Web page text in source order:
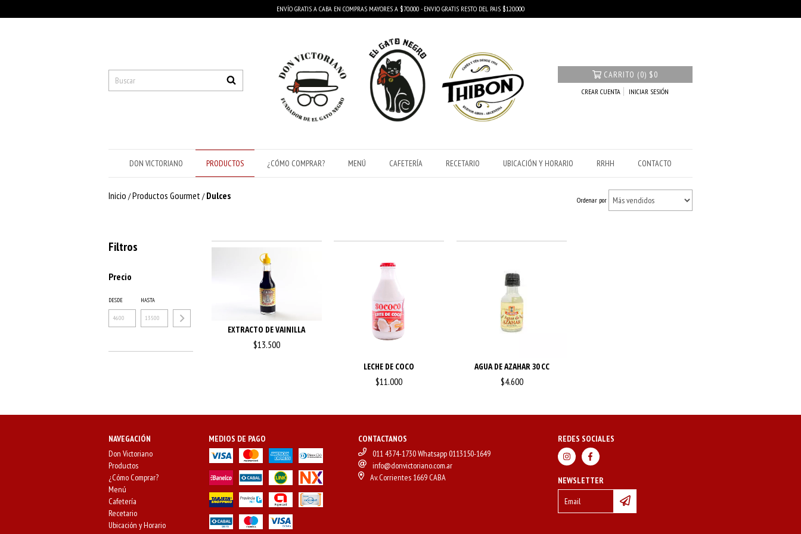
ENVÍO GRATIS A CABA EN COMPRAS MAYORES A $70.000 - ENVIO GRATIS RESTO DEL PAIS $120.000
CARRITO (0) $0
CREAR CUENTA INICIAR SESIÓN
DON VICTORIANO PRODUCTOS ¿CÓMO COMPRAR? MENÚ CAFETERÍA RECETARIO UBICACIÓN Y HORARIO RRHH CONTACTO
Inicio /Productos Gourmet/ Dulces Ordenar por
Filtros
Precio
DESDE HASTA
EXTRACTO DE VAINILLA
$13.500
LECHE DE COCO
$11.000
AGUA DE AZAHAR 30 CC
$4.600
NAVEGACIÓN
Don Victoriano
Productos
¿Cómo Comprar?
Menú
Cafetería
Recetario
Ubicación y Horario
MEDIOS DE PAGO
CONTACTANOS
011 4374-1730 Whatsapp 0113150-1649
info@donvictoriano.com.ar
Av. Corrientes 1669 CABA
REDES SOCIALES
NEWSLETTER